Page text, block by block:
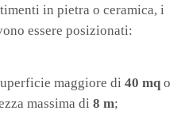
in pietra o ceramica, i
essere posizionati:
maggiore di 40 mq o
massima di 8 m;